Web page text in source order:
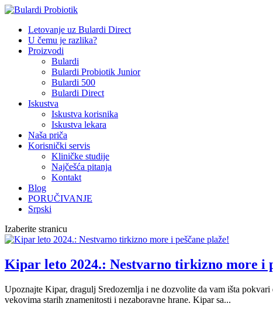
Letovanje uz Bulardi Direct
U čemu je razlika?
Proizvodi
Bulardi
Bulardi Probiotik Junior
Bulardi 500
Bulardi Direct
Iskustva
Iskustva korisnika
Iskustva lekara
Naša priča
Korisnički servis
Kliničke studije
Najčešća pitanja
Kontakt
Blog
PORUČIVANJE
Srpski
Izaberite stranicu
Kipar leto 2024.: Nestvarno tirkizno more i
Upoznajte Kipar, dragulj Sredozemlja i ne dozvolite da vam išta
vekovima starih znamenitosti i nezaboravne hrane. Kipar sa...